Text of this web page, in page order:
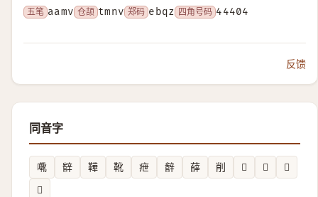
五笔 aamv 仓颉 tmnv 郑码 ebqz 四角号码 44404
反馈
同音字
㗾 辥 鞾 靴 疶 辪 薛 削 𦣛 𢽑
𧀼
𫌃